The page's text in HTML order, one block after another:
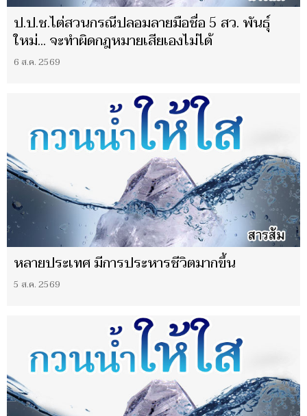
ป.ป.ช.ไต่สวนกรณีปลอมลายมือชื่อ 5 สว. พันธุ์
ใหม่... จะทำผิดกฎหมายเสียเองไม่ได้
6 ส.ค. 2569
หลายประเทศ มีการประหารชีวิตมากขึ้น
5 ส.ค. 2569